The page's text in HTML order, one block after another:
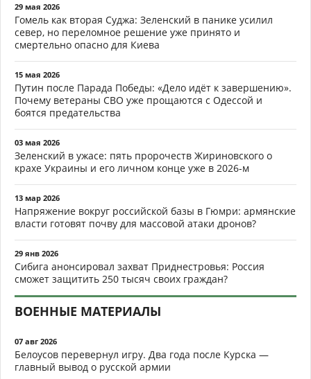
29 мая 2026
Гомель как вторая Суджа: Зеленский в панике усилил
север, но переломное решение уже принято и
смертельно опасно для Киева
15 мая 2026
Путин после Парада Победы: «Дело идёт к завершению».
Почему ветераны СВО уже прощаются с Одессой и
боятся предательства
03 мая 2026
Зеленский в ужасе: пять пророчеств Жириновского о
крахе Украины и его личном конце уже в 2026-м
13 мар 2026
Напряжение вокруг российской базы в Гюмри: армянские
власти готовят почву для массовой атаки дронов?
29 янв 2026
Сибига анонсировал захват Приднестровья: Россия
сможет защитить 250 тысяч своих граждан?
ВОЕННЫЕ МАТЕРИАЛЫ
07 авг 2026
Белоусов перевернул игру. Два года после Курска —
главный вывод о русской армии